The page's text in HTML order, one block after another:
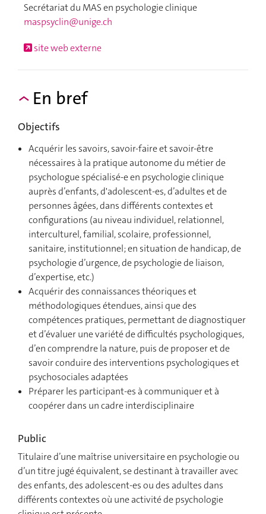
Secrétariat du MAS en psychologie clinique
maspsyclin@unige.ch
site web externe
En bref
Objectifs
Acquérir les savoirs, savoir-faire et savoir-être
nécessaires à la pratique autonome du métier de
psychologue spécialisé-e en psychologie clinique
auprès d’enfants, d'adolescent-es, d’adultes et de
personnes âgées, dans différents contextes et
configurations (au niveau individuel, relationnel,
interculturel, familial, scolaire, professionnel,
sanitaire, institutionnel; en situation de handicap, de
psychologie d’urgence, de psychologie de liaison,
d’expertise, etc.)
Acquérir des connaissances théoriques et
méthodologiques étendues, ainsi que des
compétences pratiques, permettant de diagnostiquer
et d’évaluer une variété de difficultés psychologiques,
d’en comprendre la nature, puis de proposer et de
savoir conduire des interventions psychologiques et
psychosociales adaptées
Préparer les participant-es à communiquer et à
coopérer dans un cadre interdisciplinaire
Public
Titulaire d’une maîtrise universitaire en psychologie ou
d’un titre jugé équivalent, se destinant à travailler avec
des enfants, des adolescent-es ou des adultes dans
différents contextes où une activité de psychologie